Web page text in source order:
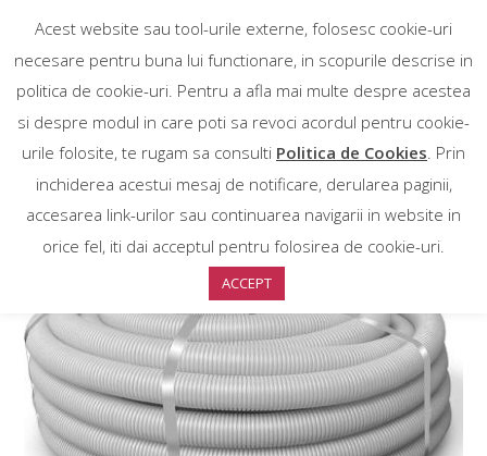
Acest website sau tool-urile externe, folosesc cookie-uri
necesare pentru buna lui functionare, in scopurile descrise in
politica de cookie-uri. Pentru a afla mai multe despre acestea
si despre modul in care poti sa revoci acordul pentru cookie-
urile folosite, te rugam sa consulti Politica de Cookies. Prin
inchiderea acestui mesaj de notificare, derularea paginii,
accesarea link-urilor sau continuarea navigarii in website in
orice fel, iti dai acceptul pentru folosirea de cookie-uri.
ACCEPT